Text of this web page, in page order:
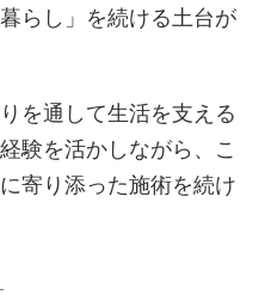
らし」を続ける土台が
を通して生活を支える
験を活かしながら、こ
寄り添った施術を続け